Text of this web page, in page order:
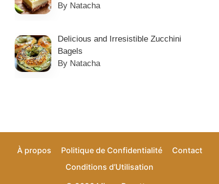
By Natacha
Delicious and Irresistible Zucchini
Bagels
By Natacha
À propos Politique de Confidentialité
Contact
Conditions d’Utilisation